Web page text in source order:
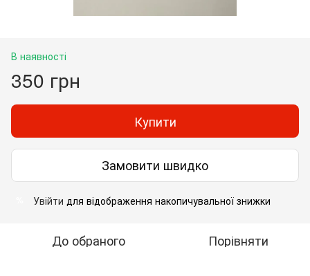
В наявності
350 грн
Купити
Замовити швидко
Увійти для відображення накопичувальної знижки
До обраного Порівняти